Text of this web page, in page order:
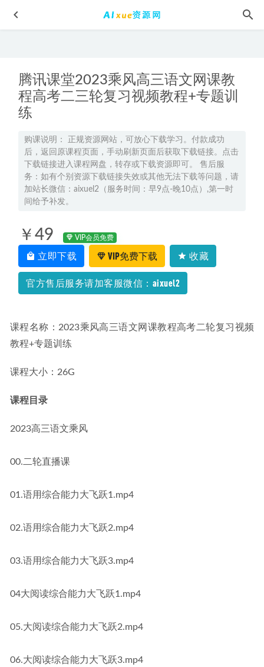
腾讯课堂2023乘风高三语文网课教
程高考二三轮复习视频教程+专题训
练
购课说明： 正规资源网站，可放心下载学习。付款成功
后，返回原课程页面，手动刷新页面后获取下载链接。点击
下载链接进入课程网盘，转存或下载资源即可。 售后服
务：如有个别资源下载链接失效或其他无法下载等问题，请
加站长微信：aixuel2（服务时间：早9点-晚10点）,第一时
间给予补发。
￥49 VIP会员免费
立即下载 VIP免费下载 收藏
官方售后服务请加客服微信：aixuel2
课程名称：2023乘风高三语文网课教程高考二轮复习视频
教程+专题训练
课程大小：26G
课程目录
2023高三语文乘风
00.二轮直播课
01.语用综合能力大飞跃1.mp4
02.语用综合能力大飞跃2.mp4
03.语用综合能力大飞跃3.mp4
04大阅读综合能力大飞跃1.mp4
05.大阅读综合能力大飞跃2.mp4
06.大阅读综合能力大飞跃3.mp4
2023杨雪高三生物a+寒春班23年高考生物二三轮复习网课教
程+课堂笔记 2023-05-17
2025郑梦瑶高二物理a+下学期寒假班 2025-02-05
2026年跳跳高二物理上学期暑秋班 2025-07-26
2023郑梦瑶高三物理a+班视频教程+课堂笔记高考物理二三轮
黄冈中学初中同步教程初中数学全套课程,12.80G百度网盘资
源打包下载 2021-09-04